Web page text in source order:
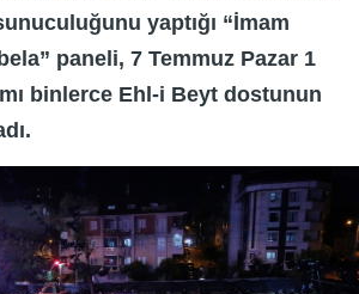
yaptığı “İmam
paneli, 7 Temmuz Pazar 1
binlerce Ehl-i Beyt dostunun